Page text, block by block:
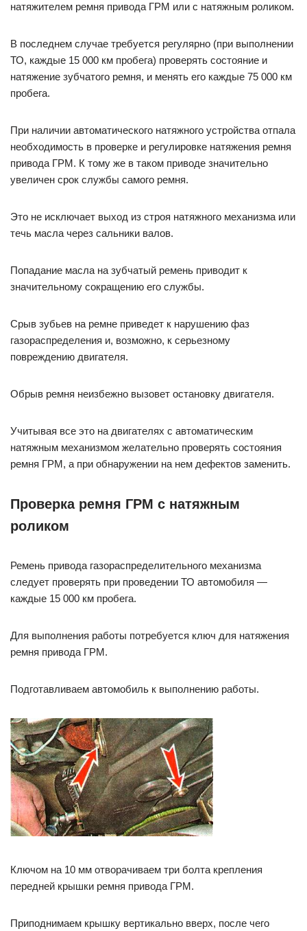
натяжителем ремня привода ГРМ или с натяжным роликом.
В последнем случае требуется регулярно (при выполнении
ТО, каждые 15 000 км пробега) проверять состояние и
натяжение зубчатого ремня, и менять его каждые 75 000 км
пробега.
При наличии автоматического натяжного устройства отпала
необходимость в проверке и регулировке натяжения ремня
привода ГРМ. К тому же в таком приводе значительно
увеличен срок службы самого ремня.
Это не исключает выход из строя натяжного механизма или
течь масла через сальники валов.
Попадание масла на зубчатый ремень приводит к
значительному сокращению его службы.
Срыв зубьев на ремне приведет к нарушению фаз
газораспределения и, возможно, к серьезному
повреждению двигателя.
Обрыв ремня неизбежно вызовет остановку двигателя.
Учитывая все это на двигателях с автоматическим
натяжным механизмом желательно проверять состояния
ремня ГРМ, а при обнаружении на нем дефектов заменить.
Проверка ремня ГРМ с натяжным
роликом
Ремень привода газораспределительного механизма
следует проверять при проведении ТО автомобиля —
каждые 15 000 км пробега.
Для выполнения работы потребуется ключ для натяжения
ремня привода ГРМ.
Подготавливаем автомобиль к выполнению работы.
Ключом на 10 мм отворачиваем три болта крепления
передней крышки ремня привода ГРМ.
Приподнимаем крышку вертикально вверх, после чего